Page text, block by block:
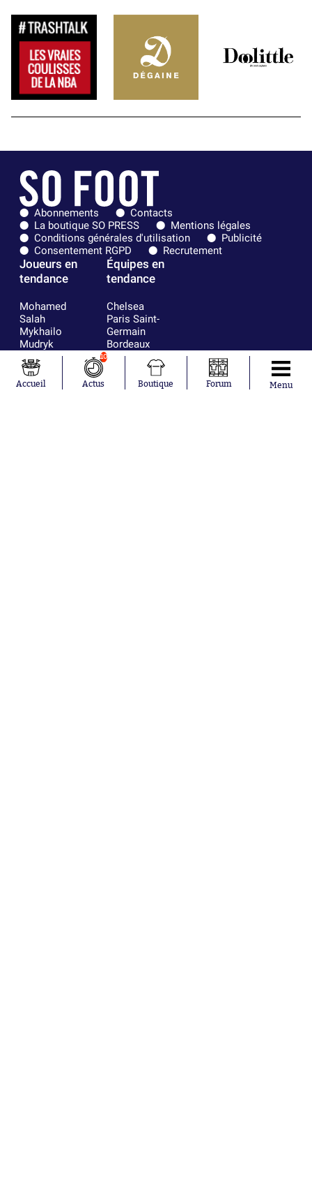
Abonnements
Contacts
La boutique SO PRESS
Mentions légales
Conditions générales d'utilisation
Publicité
Consentement RGPD
Recrutement
Joueurs en
tendance
Mohamed
Salah
Mykhailo
Mudryk
Neymar
Khalis Merah
Loïs Openda
Équipes en
tendance
Chelsea
Paris Saint-
Germain
Bordeaux
Olympique
Accueil
10
Actus Boutique Forum Menu